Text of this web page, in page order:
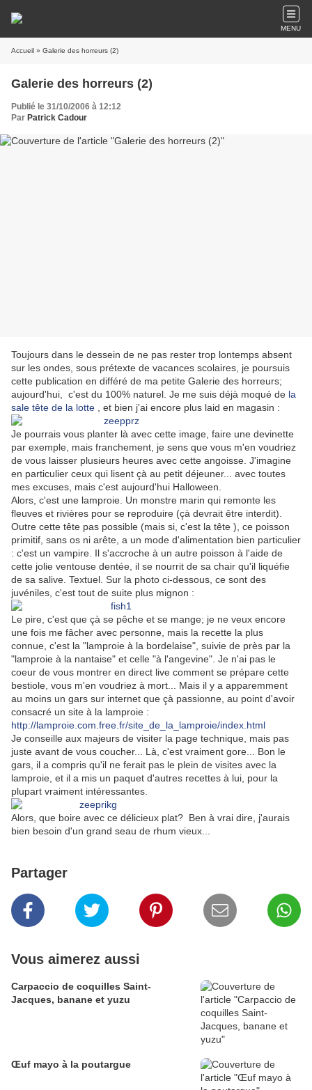
MENU
Accueil » Galerie des horreurs (2)
Galerie des horreurs (2)
Publié le 31/10/2006 à 12:12
Par Patrick Cadour
Toujours dans le dessein de ne pas rester trop lontemps absent
sur les ondes, sous prétexte de vacances scolaires, je poursuis
cette publication en différé de ma petite Galerie des horreurs;
aujourd'hui, c'est du 100% naturel. Je me suis déjà moqué de la
sale tête de la lotte
, et bien j'ai encore plus laid en magasin :
Je pourrais vous planter là avec cette image, faire une devinette
par exemple, mais franchement, je sens que vous m'en voudriez
de vous laisser plusieurs heures avec cette angoisse. J'imagine
en particulier ceux qui lisent çà au petit déjeuner... avec toutes
mes excuses, mais c'est aujourd'hui Halloween.
Alors, c'est une lamproie. Un monstre marin qui remonte les
fleuves et rivières pour se reproduire (çà devrait être interdit).
Outre cette tête pas possible (mais si, c'est la tête ), ce poisson
primitif, sans os ni arête, a un mode d'alimentation bien particulier
: c'est un vampire. Il s'accroche à un autre poisson à l'aide de
cette jolie ventouse dentée, il se nourrit de sa chair qu'il liquéfie
de sa salive. Textuel. Sur la photo ci-dessous, ce sont des
juvéniles, c'est tout de suite plus mignon :
Le pire, c'est que çà se pêche et se mange; je ne veux encore
une fois me fâcher avec personne, mais la recette la plus
connue, c'est la "lamproie à la bordelaise", suivie de près par la
"lamproie à la nantaise" et celle "à l'angevine". Je n'ai pas le
coeur de vous montrer en direct live comment se prépare cette
bestiole, vous m'en voudriez à mort... Mais il y a apparemment
au moins un gars sur internet que çà passionne, au point d'avoir
consacré un site à la lamproie :
http://lamproie.com.free.fr/site_de_la_lamproie/index.html
Je conseille aux majeurs de visiter la page technique, mais pas
juste avant de vous coucher... Là, c'est vraiment gore... Bon le
gars, il a compris qu'il ne ferait pas le plein de visites avec la
lamproie, et il a mis un paquet d'autres recettes à lui, pour la
plupart vraiment intéressantes.
Alors, que boire avec ce délicieux plat? Ben à vrai dire, j'aurais
bien besoin d'un grand seau de rhum vieux...
Partager
Vous aimerez aussi
Carpaccio de coquilles Saint-
Jacques, banane et yuzu
Œuf mayo à la poutargue